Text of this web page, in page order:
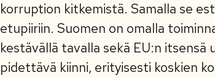
korruption kitkemistä. Samalla se
etupiiriin. Suomen on omalla
kestävällä tavalla sekä EU:n
pidettävä kiinni, erityisesti koskien